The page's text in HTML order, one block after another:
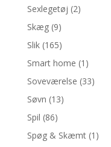
Sexlegetøj (2)
Skæg (9)
Slik (165)
Smart home (1)
Soveværelse (33)
Søvn (13)
Spil (86)
Spøg & Skæmt (1)